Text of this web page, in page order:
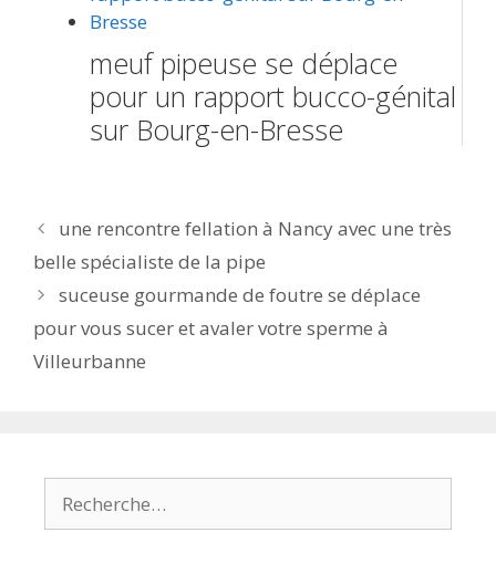
meuf pipeuse se déplace
pour un rapport bucco-génital
sur Bourg-en-Bresse
Navigation
des
articles
une rencontre fellation à Nancy avec une très
belle spécialiste de la pipe
suceuse gourmande de foutre se déplace
pour vous sucer et avaler votre sperme à
Villeurbanne